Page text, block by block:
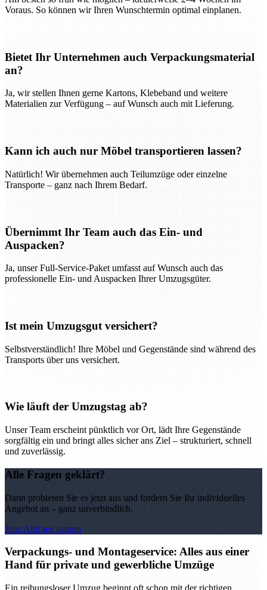
Voraus. So können wir Ihren Wunschtermin optimal einplanen.
Bietet Ihr Unternehmen auch Verpackungsmaterial
an?
Ja, wir stellen Ihnen gerne Kartons, Klebeband und weitere
Materialien zur Verfügung – auf Wunsch auch mit Lieferung.
Kann ich auch nur Möbel transportieren lassen?
Natürlich! Wir übernehmen auch Teilumzüge oder einzelne
Transporte – ganz nach Ihrem Bedarf.
Übernimmt Ihr Team auch das Ein- und
Auspacken?
Ja, unser Full-Service-Paket umfasst auf Wunsch auch das
professionelle Ein- und Auspacken Ihrer Umzugsgüter.
Ist mein Umzugsgut versichert?
Selbstverständlich! Ihre Möbel und Gegenstände sind während des
Transports über uns versichert.
Wie läuft der Umzugstag ab?
Unser Team erscheint pünktlich vor Ort, lädt Ihre Gegenstände
sorgfältig ein und bringt alles sicher ans Ziel – strukturiert, schnell
und zuverlässig.
Alle Fragen geklärt?
Dann probieren Sie es jetzt aus und fordern Sie Ihr individuelles
Angebot an – ganz unverbindlich.
Jetzt Anfrage starten
Verpackungs- und Montageservice: Alles aus einer
Hand für private und gewerbliche Umzüge
Ein reibungsloser Umzug beginnt oft schon mit der richtigen